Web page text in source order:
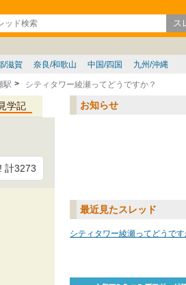
/滋賀 奈良/和歌山 中国/四国 九州/沖縄
駅 シティタワー綾瀬ってどうですか？
見学記
計3273
お知らせ
最近見たスレッド
シティタワー綾瀬ってどうです